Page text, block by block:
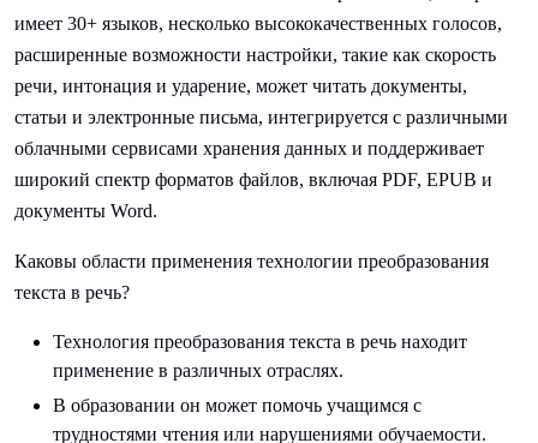
имеет 30+ языков, несколько высококачественных голосов,
расширенные возможности настройки, такие как скорость
речи, интонация и ударение, может читать документы,
статьи и электронные письма, интегрируется с различными
облачными сервисами хранения данных и поддерживает
широкий спектр форматов файлов, включая PDF, EPUB и
документы Word.
Каковы области применения технологии преобразования
текста в речь?
Технология преобразования текста в речь находит
применение в различных отраслях.
В образовании он может помочь учащимся с
трудностями чтения или нарушениями обучаемости.